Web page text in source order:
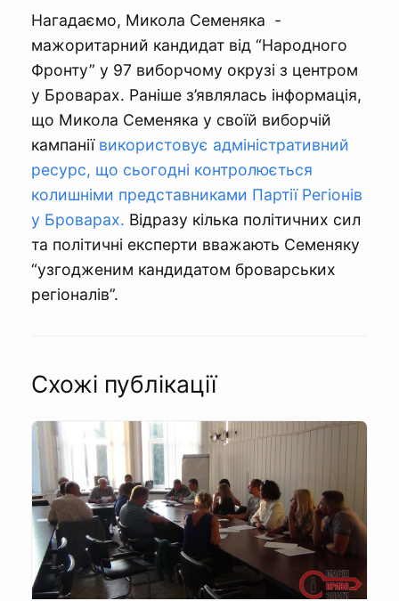
Нагадаємо, Микола Семеняка -
мажоритарний кандидат від “Народного
Фронту” у 97 виборчому окрузі з центром
у Броварах. Раніше з’являлась інформація,
що Микола Семеняка у своїй виборчій
кампанії використовує адміністративний
ресурс, що сьогодні контролюється
колишніми представниками Партії Регіонів
у Броварах. Відразу кілька політичних сил
та політичні експерти вважають Семеняку
“узгодженим кандидатом броварських
регіоналів”.
Схожі публікації